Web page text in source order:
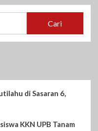
Cari
di Sasaran 6,
KKN UPB Tanam